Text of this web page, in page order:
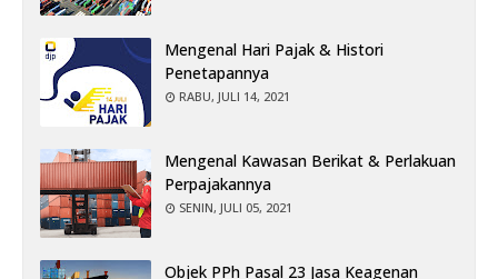
Mengenal Hari Pajak & Histori
Penetapannya
RABU, JULI 14, 2021
Mengenal Kawasan Berikat & Perlakuan
Perpajakannya
SENIN, JULI 05, 2021
Objek PPh Pasal 23 Jasa Keagenan